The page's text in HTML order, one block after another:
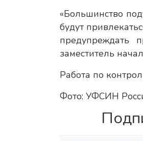
«Большинство
будут
предупреждать
заместитель
Работа по
Фото: УФСИН